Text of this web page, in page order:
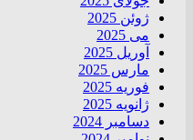
ژوئن 2025
می 2025
آوریل 2025
مارس 2025
فوریه 2025
ژانویه 2025
دسامبر 2024